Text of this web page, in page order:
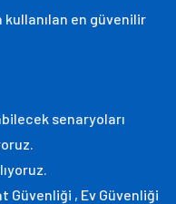
kullanılan en güvenilir
senaryoları
Güvenliği , Ev Güvenliği